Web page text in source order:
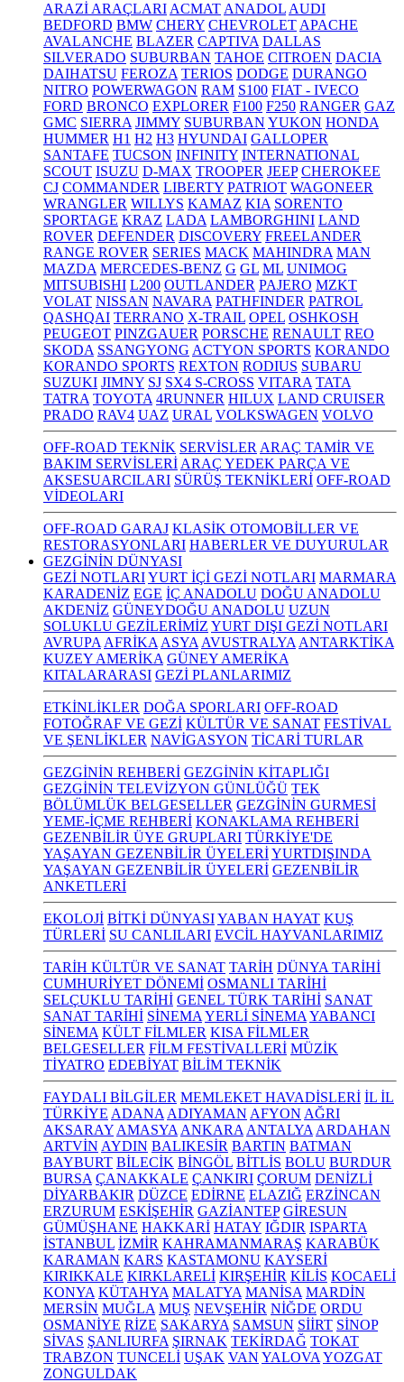
ARAZİ ARAÇLARI ACMAT ANADOL AUDI
BEDFORD BMW CHERY CHEVROLET APACHE
AVALANCHE BLAZER CAPTIVA DALLAS
SILVERADO SUBURBAN TAHOE CITROEN DACIA
DAIHATSU FEROZA TERIOS DODGE DURANGO
NITRO POWERWAGON RAM S100 FIAT - IVECO
FORD BRONCO EXPLORER F100 F250 RANGER GAZ
GMC SIERRA JIMMY SUBURBAN YUKON HONDA
HUMMER H1 H2 H3 HYUNDAI GALLOPER
SANTAFE TUCSON INFINITY INTERNATIONAL
SCOUT ISUZU D-MAX TROOPER JEEP CHEROKEE
CJ COMMANDER LIBERTY PATRIOT WAGONEER
WRANGLER WILLYS KAMAZ KIA SORENTO
SPORTAGE KRAZ LADA LAMBORGHINI LAND
ROVER DEFENDER DISCOVERY FREELANDER
RANGE ROVER SERIES MACK MAHINDRA MAN
MAZDA MERCEDES-BENZ G GL ML UNIMOG
MITSUBISHI L200 OUTLANDER PAJERO MZKT
VOLAT NISSAN NAVARA PATHFINDER PATROL
QASHQAI TERRANO X-TRAIL OPEL OSHKOSH
PEUGEOT PINZGAUER PORSCHE RENAULT REO
SKODA SSANGYONG ACTYON SPORTS KORANDO
KORANDO SPORTS REXTON RODIUS SUBARU
SUZUKI JIMNY SJ SX4 S-CROSS VITARA TATA
TATRA TOYOTA 4RUNNER HILUX LAND CRUISER
PRADO RAV4 UAZ URAL VOLKSWAGEN VOLVO
OFF-ROAD TEKNİK SERVİSLER ARAÇ TAMİR VE
BAKIM SERVİSLERİ ARAÇ YEDEK PARÇA VE
AKSESUARCILARI SÜRÜŞ TEKNİKLERİ OFF-ROAD
VİDEOLARI
OFF-ROAD GARAJ KLASİK OTOMOBİLLER VE
RESTORASYONLARI HABERLER VE DUYURULAR
GEZGİNİN DÜNYASI
GEZİ NOTLARIYURT İÇİ GEZİ NOTLARI MARMARA
KARADENİZ EGE İÇ ANADOLU DOĞU ANADOLU
AKDENİZ GÜNEYDOĞU ANADOLU UZUN
SOLUKLU GEZİLERİMİZ YURT DIŞI GEZİ NOTLARI
AVRUPA AFRİKA ASYA AVUSTRALYA ANTARKTİKA
KUZEY AMERİKA GÜNEY AMERİKA
KITALARARASI GEZİ PLANLARIMIZ
ETKİNLİKLER DOĞA SPORLARI OFF-ROAD
FOTOĞRAF VE GEZİ KÜLTÜR VE SANAT FESTİVAL
VE ŞENLİKLER NAVİGASYON TİCARİ TURLAR
GEZGİNİN REHBERİ GEZGİNİN KİTAPLIĞI
GEZGİNİN TELEVİZYON GÜNLÜĞÜ TEK
BÖLÜMLÜK BELGESELLER GEZGİNİN GURMESİ
YEME-İÇME REHBERİ KONAKLAMA REHBERİ
GEZENBİLİR ÜYE GRUPLARI TÜRKİYE'DE
YAŞAYAN GEZENBİLİR ÜYELERİYURTDIŞINDA
YAŞAYAN GEZENBİLİR ÜYELERİ GEZENBİLİR
ANKETLERİ
EKOLOJİ BİTKİ DÜNYASIYABAN HAYAT KUŞ
TÜRLERİ SU CANLILARI EVCİL HAYVANLARIMIZ
TARİH KÜLTÜR VE SANAT TARİH DÜNYA TARİHİ
CUMHURİYET DÖNEMİ OSMANLI TARİHİ
SELÇUKLU TARİHİ GENEL TÜRK TARİHİ SANAT
SANAT TARİHİ SİNEMA YERLİ SİNEMA YABANCI
SİNEMA KÜLT FİLMLER KISA FİLMLER
BELGESELLER FİLM FESTİVALLERİ MÜZİK
TİYATRO EDEBİYAT BİLİM TEKNİK
FAYDALI BİLGİLER MEMLEKET HAVADİSLERİ İL İL
TÜRKİYE ADANA ADIYAMAN AFYON AĞRI
AKSARAY AMASYA ANKARA ANTALYA ARDAHAN
ARTVİN AYDIN BALIKESİR BARTIN BATMAN
BAYBURT BİLECİK BİNGÖL BİTLİS BOLU BURDUR
BURSA ÇANAKKALE ÇANKIRI ÇORUM DENİZLİ
DİYARBAKIR DÜZCE EDİRNE ELAZIĞ ERZİNCAN
ERZURUM ESKİŞEHİR GAZİANTEP GİRESUN
GÜMÜŞHANE HAKKARİ HATAY IĞDIR ISPARTA
İSTANBUL İZMİR KAHRAMANMARAŞ KARABÜK
KARAMAN KARS KASTAMONU KAYSERİ
KIRIKKALE KIRKLARELİ KIRŞEHİR KİLİS KOCAELİ
KONYA KÜTAHYA MALATYA MANİSA MARDİN
MERSİN MUĞLA MUŞ NEVŞEHİR NİĞDE ORDU
OSMANİYE RİZE SAKARYA SAMSUN SİİRT SİNOP
SİVAS ŞANLIURFA ŞIRNAK TEKİRDAĞ TOKAT
TRABZON TUNCELİ UŞAK VAN YALOVA YOZGAT
ZONGULDAK